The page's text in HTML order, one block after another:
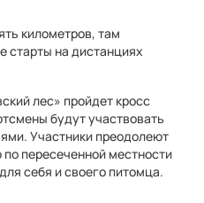
километров, там
старты на дистанциях
лес» пройдет кросс
будут участвовать
Участники преодолеют
пересеченной местности
себя и своего питомца.